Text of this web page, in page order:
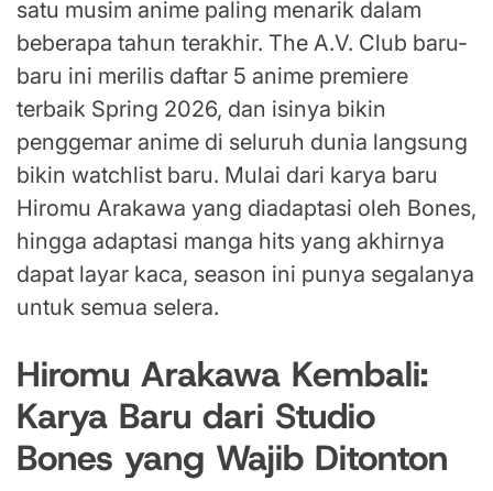
satu musim anime paling menarik dalam
beberapa tahun terakhir. The A.V. Club baru-
baru ini merilis daftar 5 anime premiere
terbaik Spring 2026, dan isinya bikin
penggemar anime di seluruh dunia langsung
bikin watchlist baru. Mulai dari karya baru
Hiromu Arakawa yang diadaptasi oleh Bones,
hingga adaptasi manga hits yang akhirnya
dapat layar kaca, season ini punya segalanya
untuk semua selera.
Hiromu Arakawa Kembali:
Karya Baru dari Studio
Bones yang Wajib Ditonton